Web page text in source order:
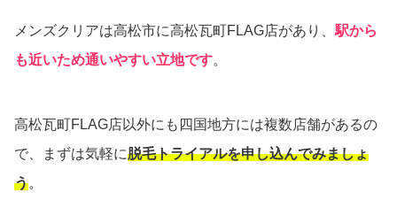
メンズクリアは高松市に高松瓦町FLAG店があり、 駅から
も近いため通いやすい立地です。
高松瓦町FLAG店以外にも四国地方には複数店舗があるの
で、まずは気軽に脱毛トライアルを申し込んでみましょ
う。